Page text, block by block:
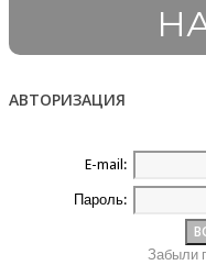
АВТОРИЗАЦИЯ
E-mail:
Пароль:
Забыли